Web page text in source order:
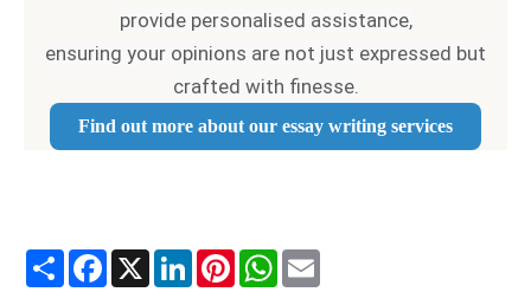
provide personalised assistance,
ensuring your opinions are not just expressed but
crafted with finesse.
Find out more about our essay writing services
Share Facebook
X LinkedInPinterestWhatsApp